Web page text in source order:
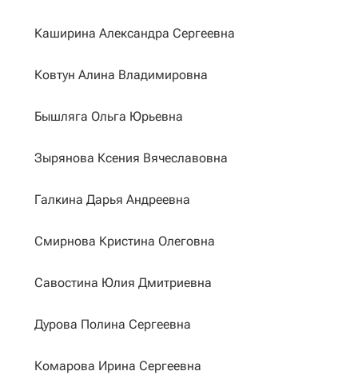
Каширина Александра Сергеевна
Ковтун Алина Владимировна
Бышляга Ольга Юрьевна
Зырянова Ксения Вячеславовна
Галкина Дарья Андреевна
Смирнова Кристина Олеговна
Савостина Юлия Дмитриевна
Дурова Полина Сергеевна
Комарова Ирина Сергеевна